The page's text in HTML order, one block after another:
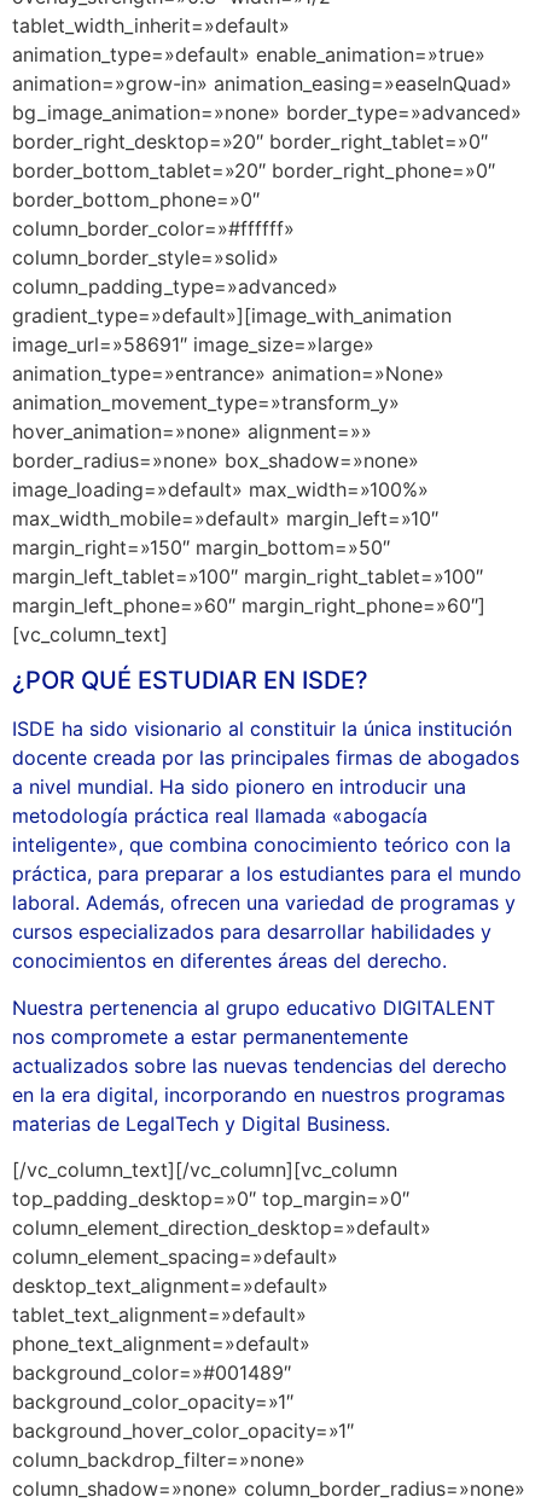
tablet_width_inherit=»default»
animation_type=»default» enable_animation=»true»
animation=»grow-in» animation_easing=»easeInQuad»
bg_image_animation=»none» border_type=»advanced»
border_right_desktop=»20″ border_right_tablet=»0″
border_bottom_tablet=»20″ border_right_phone=»0″
border_bottom_phone=»0″
column_border_color=»#ffffff»
column_border_style=»solid»
column_padding_type=»advanced»
gradient_type=»default»][image_with_animation
image_url=»58691″ image_size=»large»
animation_type=»entrance» animation=»None»
animation_movement_type=»transform_y»
hover_animation=»none» alignment=»»
border_radius=»none» box_shadow=»none»
image_loading=»default» max_width=»100%»
max_width_mobile=»default» margin_left=»10″
margin_right=»150″ margin_bottom=»50″
margin_left_tablet=»100″ margin_right_tablet=»100″
margin_left_phone=»60″ margin_right_phone=»60″]
[vc_column_text]
¿POR QUÉ ESTUDIAR EN ISDE?
ISDE ha sido visionario al constituir la única institución
docente creada por las principales firmas de abogados
a nivel mundial. Ha sido pionero en introducir una
metodología práctica real llamada «abogacía
inteligente», que combina conocimiento teórico con la
práctica, para preparar a los estudiantes para el mundo
laboral. Además, ofrecen una variedad de programas y
cursos especializados para desarrollar habilidades y
conocimientos en diferentes áreas del derecho.
Nuestra pertenencia al grupo educativo DIGITALENT
nos compromete a estar permanentemente
actualizados sobre las nuevas tendencias del derecho
en la era digital, incorporando en nuestros programas
materias de LegalTech y Digital Business.
[/vc_column_text][/vc_column][vc_column
top_padding_desktop=»0″ top_margin=»0″
column_element_direction_desktop=»default»
column_element_spacing=»default»
desktop_text_alignment=»default»
tablet_text_alignment=»default»
phone_text_alignment=»default»
background_color=»#001489″
background_color_opacity=»1″
background_hover_color_opacity=»1″
column_backdrop_filter=»none»
column_shadow=»none» column_border_radius=»none»